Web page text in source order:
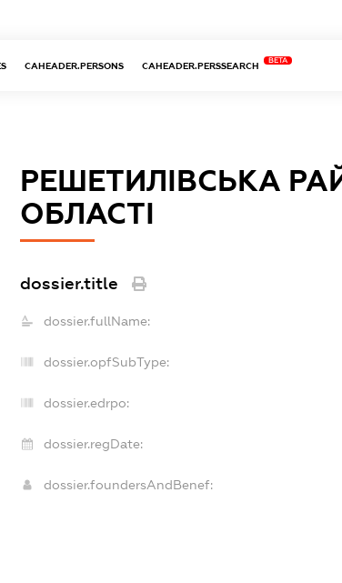
CAHEADER.PERSONS CAHEADER.PERSSEARCH
BETA
РЕШЕТИЛІВСЬКА
ОБЛАСТІ
dossier.title
dossier.fullName:
dossier.opfSubType:
dossier.edrpo:
dossier.regDate:
dossier.foundersAndBenef: